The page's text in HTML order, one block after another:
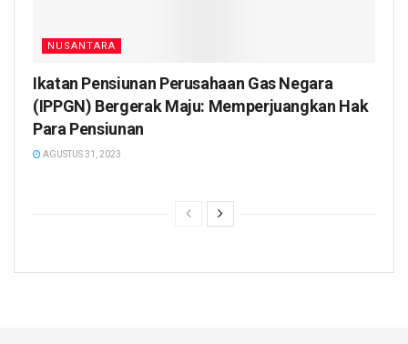
NUSANTARA
Ikatan Pensiunan Perusahaan Gas Negara
(IPPGN) Bergerak Maju: Memperjuangkan Hak
Para Pensiunan
AGUSTUS 31, 2023